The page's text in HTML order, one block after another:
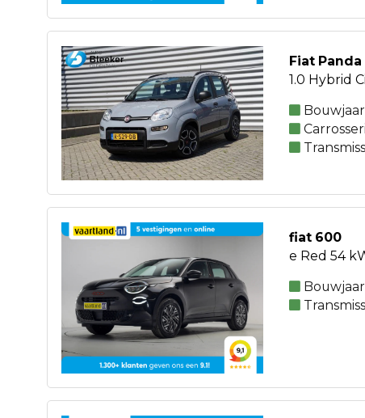
Fiat Panda
1.0 Hybrid
fiat 600
e Red 54